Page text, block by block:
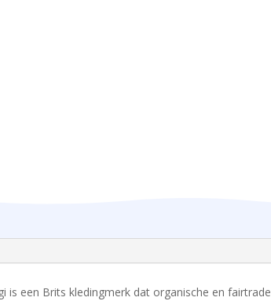
is een Brits kledingmerk dat organische en fairtrade